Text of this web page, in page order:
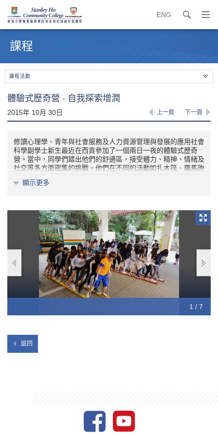
ENG search
打
開
始
課程
課程活動
體驗式歷奇營 - 自我探索增潤
2015年 10月 30日 上一頁 下一頁
修讀心理學、青年與社會服務及人力資源管理與發展的應用社會
科學副學士新生最近在西貢參加了一個兩日一夜的體驗式歷奇
營。當中，同學們踏出他們的舒適區，接受體力、精神、情緒及
社交等多方面密集的挑戰。他們在不同的活動如扎木筏、羅馬砲
個互相支持的環境。在課程導師的指導下，同學們對各個活動作
此體驗式歷奇營為今學期推行的新設計課程「自我探索增潤課
程」一部分。課程強調體驗式學習，同學有大量機會去練習及實
踐課堂中所學到的知識和技巧，並應用到現實生活當中。
顯示更多
1 / 7
2 / 7
3 / 7
4 / 7
5 / 7
6 / 7
7 / 7
返回